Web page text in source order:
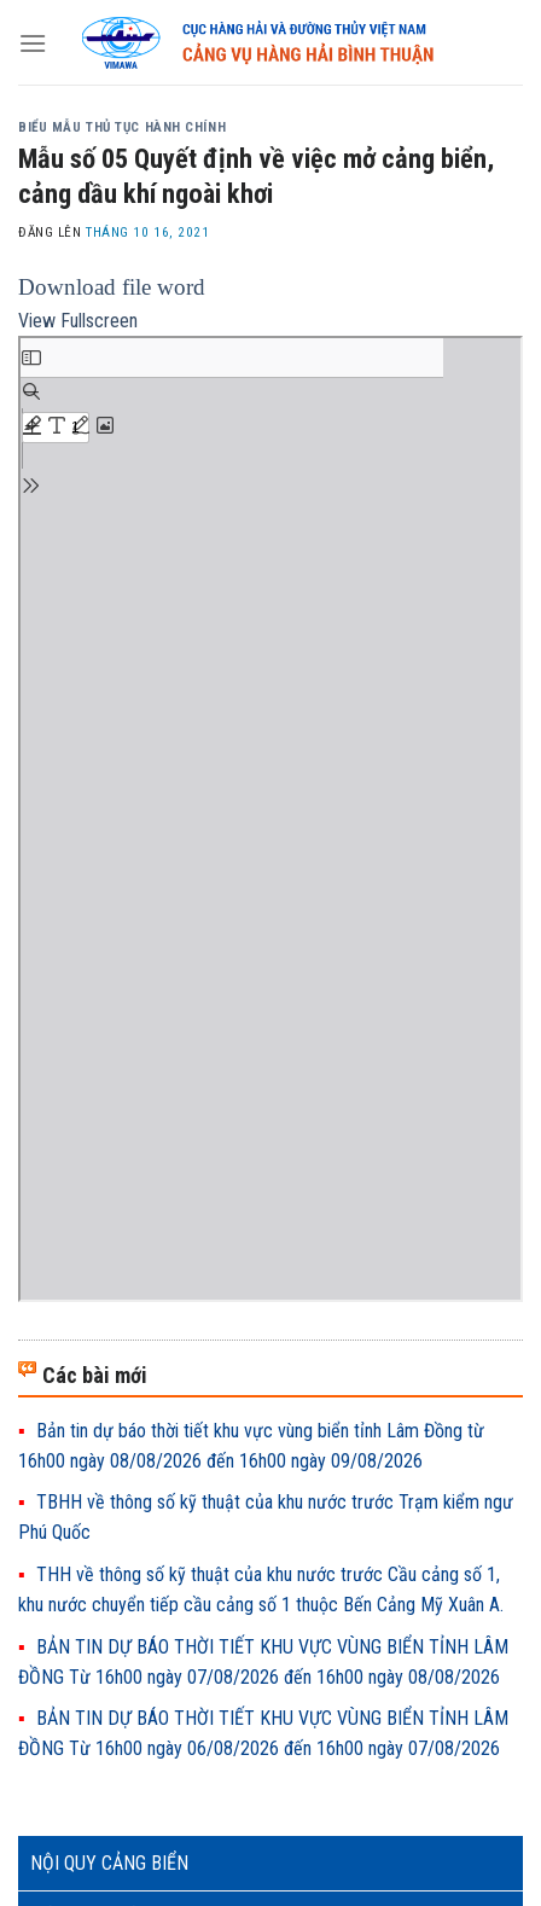
NỘI QUY CẢNG BIỂN
BIỂU MẪU THỦ TỤC HÀNH CHÍNH
Mẫu số 05 Quyết định về việc mở cảng biển,
cảng dầu khí ngoài khơi
ĐĂNG LÊNTHÁNG 10 16, 2021
Download file word
View Fullscreen
Các bài mới
Bản tin dự báo thời tiết khu vực vùng biển tỉnh Lâm Đồng từ
16h00 ngày 08/08/2026 đến 16h00 ngày 09/08/2026
TBHH về thông số kỹ thuật của khu nước trước Trạm kiểm ngư
Phú Quốc
THH về thông số kỹ thuật của khu nước trước Cầu cảng số 1,
khu nước chuyển tiếp cầu cảng số 1 thuộc Bến Cảng Mỹ Xuân A.
BẢN TIN DỰ BÁO THỜI TIẾT KHU VỰC VÙNG BIỂN TỈNH LÂM
ĐỒNG Từ 16h00 ngày 07/08/2026 đến 16h00 ngày 08/08/2026
BẢN TIN DỰ BÁO THỜI TIẾT KHU VỰC VÙNG BIỂN TỈNH LÂM
ĐỒNG Từ 16h00 ngày 06/08/2026 đến 16h00 ngày 07/08/2026